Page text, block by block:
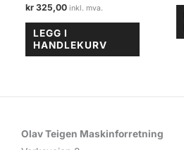
kr 325,00
LEGG I
HANDLEKURV
Olav Teigen Maskinforretning